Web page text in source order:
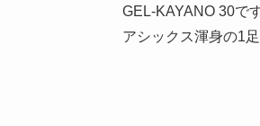
GEL-KAYANO 30で
アシックス渾身の1